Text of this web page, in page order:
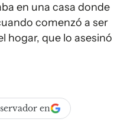
en una casa donde
comenzó a ser
hogar, que lo asesinó
en